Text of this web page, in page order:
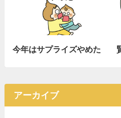
今年はサプライズやめた
アーカイブ